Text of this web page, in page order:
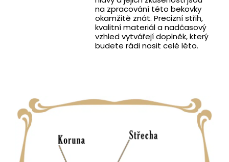
na zpracování této bekovky
okamžitě znát. Precizní střih,
kvalitní materiál a nadčasový
vzhled vytvářejí doplněk, který
budete rádi nosit celé léto.